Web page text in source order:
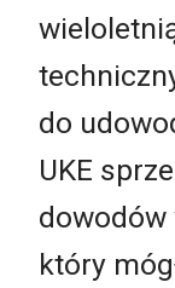
do
UKE
dowodów
który